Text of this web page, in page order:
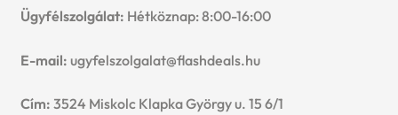
Ügyfélszolgálat: Hétköznap: 8:00-16:00
E-mail: ugyfelszolgalat@flashdeals.hu
Cím: 3524 Miskolc Klapka György u. 15 6/1